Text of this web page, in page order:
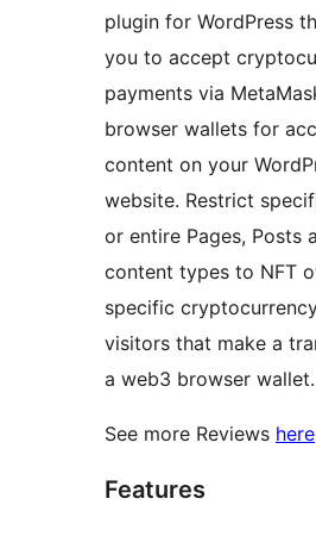
plugin for WordPress
you to accept
payments via
browser wallets for
content on your
website. Restrict
or entire Pages, Posts
content types to NFT
specific
visitors that make a
a web3 browser wallet.
See more Reviews here
Features